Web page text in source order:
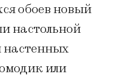
обоев новый
настольной
настенных
или